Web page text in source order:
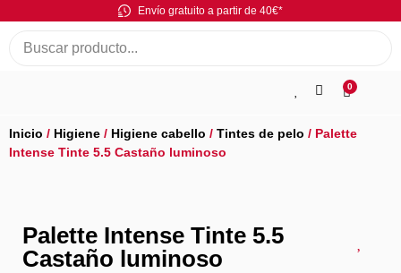
Envío gratuito a partir de 40€*
0
Inicio / Higiene / Higiene cabello / Tintes de pelo / Palette
Intense Tinte 5.5 Castaño luminoso
Palette Intense Tinte 5.5
Castaño luminoso